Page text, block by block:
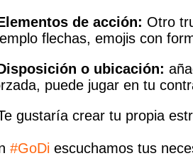
de acción: Otro
flechas, emojis con
o ubicación:
puede jugar en tu
gustaría crear tu propia
#GoDi escuchamos tus